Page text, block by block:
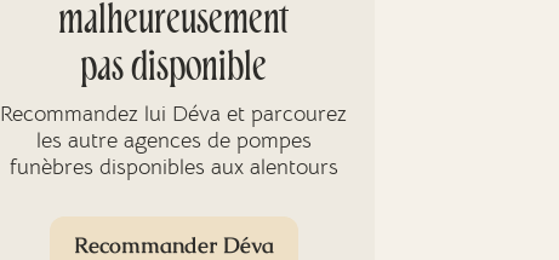
malheureusement
pas disponible
Recommandez lui Déva et parcourez
les autre agences de pompes
funèbres disponibles aux alentours
Recommander Déva